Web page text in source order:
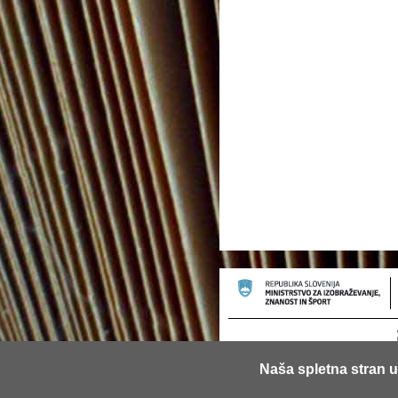
Naša spletna stran
© 2013 Univerza v Ljubljani